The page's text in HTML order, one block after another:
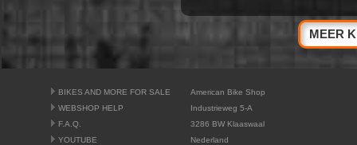
MEER
BIKES AND MORE FOR SALE
WEBSHOP HELP
F.A.Q.
YOUTUBE
American Bike Shop
Industrieweg 5-A
3286 BW Klaaswaal
Nederland